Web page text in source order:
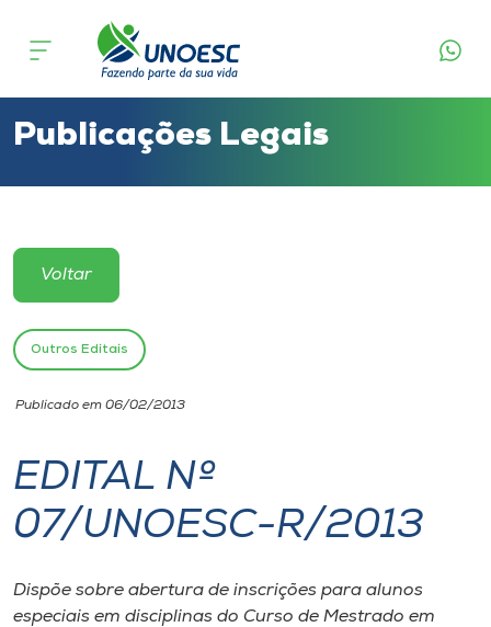
Cursos
Atendimento ao Estudante
Portal de Ensino
Unoesc
Internacionalização
I.nova
Diplomados
Publicações Legais
Voltar
Outros Editais
Publicado em 06/02/2013
EDITAL Nº
07/UNOESC-R/2013
Dispõe sobre abertura de inscrições para alunos
especiais em disciplinas do Curso de Mestrado em